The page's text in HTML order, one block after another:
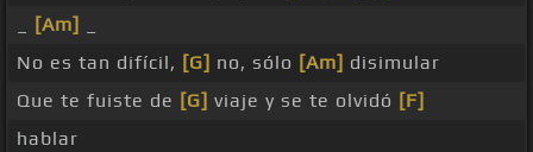
[Am]
No es tan difícil, [G] no, sólo [Am] disimular
Que te fuiste de [G] viaje y se te olvidó [F]
hablar